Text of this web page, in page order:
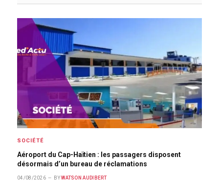
SOCIÉTÉ
Aéroport du Cap-Haïtien : les passagers disposent
désormais d’un bureau de réclamations
04/08/2026 BY WATSON AUDIBERT